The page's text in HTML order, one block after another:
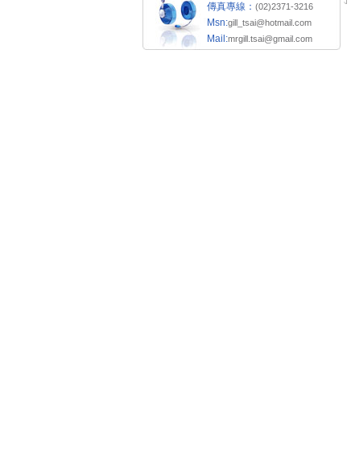
傳真專線： (02)2371-3216
Msn:gill_tsai@hotmail.com
Mail:mrgill.tsai@gmail.com